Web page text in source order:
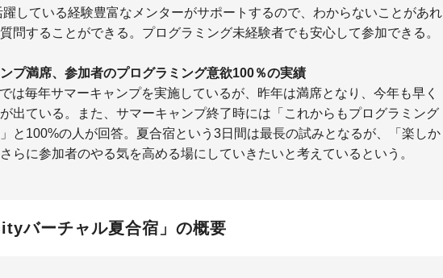
躍している経験豊富なメンターがサポートするので、わからないことがあれ
問することができる。プログラミング未経験者でも安心して参加できる。
プ満席、参加者のプログラミング意欲100％の実績
は毎年サマーキャンプを実施しているが、昨年は満席となり、今年も早く
出ている。また、サマーキャンプ終了時には「これからもプログラミング
と100%の人が回答。夏合宿という3日間は最長の試みとなるが、「楽しか
らに参加者のやる気を高める場にしていきたいと考えているという。
バーチャル夏合宿」の概要